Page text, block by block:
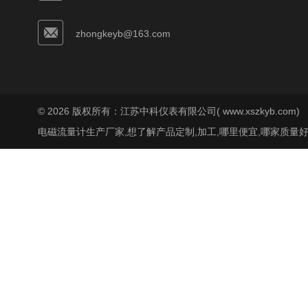
zhongkeyb@163.com
© 2026 版权所有：江苏中科仪表有限公司( www.xszkyb.com)
电磁流量计生产厂家,想了解产品定制,加工,哪里便宜,哪家质量